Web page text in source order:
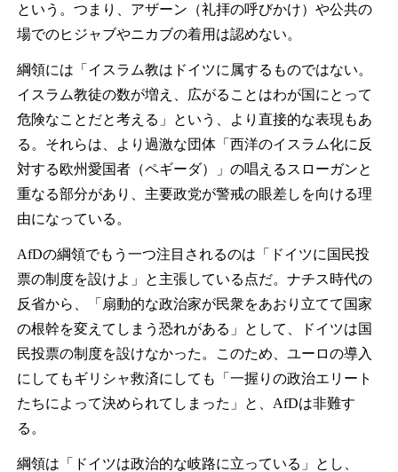
という。つまり、アザーン（礼拝の呼びかけ）や公共の
場でのヒジャブやニカブの着用は認めない。
綱領には「イスラム教はドイツに属するものではない。
イスラム教徒の数が増え、広がることはわが国にとって
危険なことだと考える」という、より直接的な表現もあ
る。それらは、より過激な団体「西洋のイスラム化に反
対する欧州愛国者（ペギーダ）」の唱えるスローガンと
重なる部分があり、主要政党が警戒の眼差しを向ける理
由になっている。
AfDの綱領でもう一つ注目されるのは「ドイツに国民投
票の制度を設けよ」と主張している点だ。ナチス時代の
反省から、「扇動的な政治家が民衆をあおり立てて国家
の根幹を変えてしまう恐れがある」として、ドイツは国
民投票の制度を設けなかった。このため、ユーロの導入
にしてもギリシャ救済にしても「一握りの政治エリート
たちによって決められてしまった」と、AfDは非難す
る。
綱領は「ドイツは政治的な岐路に立っている」とし、